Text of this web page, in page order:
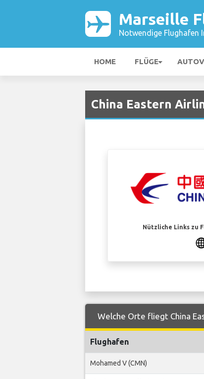
Marseille
Notwendige Flughafen
HOME FLÜGE
China Eastern
Nützliche Links zu
Welche Orte fliegt China
Flughafen
Mohamed V (CMN)